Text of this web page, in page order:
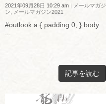
2021年09月28日 10:29 am
メールマガジ
ン
メールマガジン2021
#outlook a { padding:0; } body
...
記事を読む